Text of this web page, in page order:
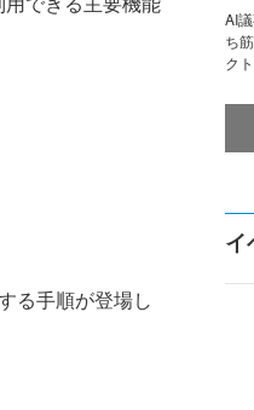
る手順が登場し
AI
ち
ク
イ